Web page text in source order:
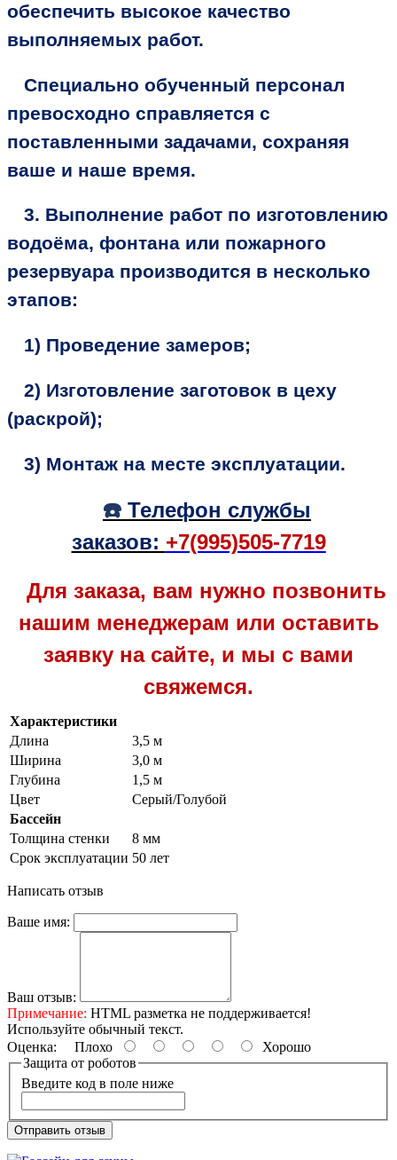
обеспечить высокое качество
выполняемых работ.
Специально обученный персонал
превосходно справляется с
поставленными задачами, сохраняя
ваше и наше время.
3. Выполнение работ по изготовлению
водоёма, фонтана или пожарного
резервуара производится в несколько
этапов:
1) Проведение замеров;
2) Изготовление заготовок в цеху
(раскрой);
3) Монтаж на месте эксплуатации.
☎️ Телефон службы
заказов: +7(995)505-7719
Для заказа, вам нужно позвонить
нашим менеджерам или оставить
заявку на сайте, и мы с вами
свяжемся.
Характеристики
Длина
3,5 м
Ширина
3,0 м
Глубина
1,5 м
Цвет
Серый/Голубой
Бассейн
Толщина стенки
8 мм
Срок эксплуатации 50 лет
Написать отзыв
Ваше имя:
Ваш отзыв:
Примечание: HTML разметка не поддерживается!
Используйте обычный текст.
Оценка: Плохо
Хорошо
Защита от роботов
Введите код в поле ниже
Отправить отзыв